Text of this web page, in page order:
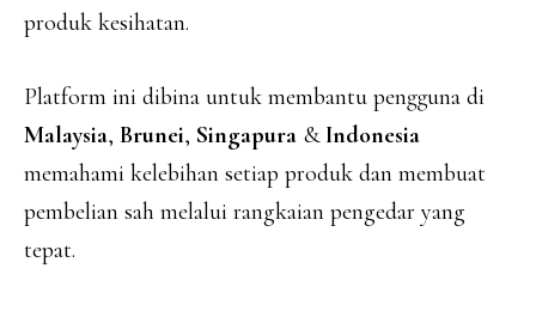
produk kesihatan.
Platform ini dibina untuk membantu pengguna di
Malaysia, Brunei, Singapura &Indonesia
memahami kelebihan setiap produk dan membuat
pembelian sah melalui rangkaian pengedar yang
tepat.